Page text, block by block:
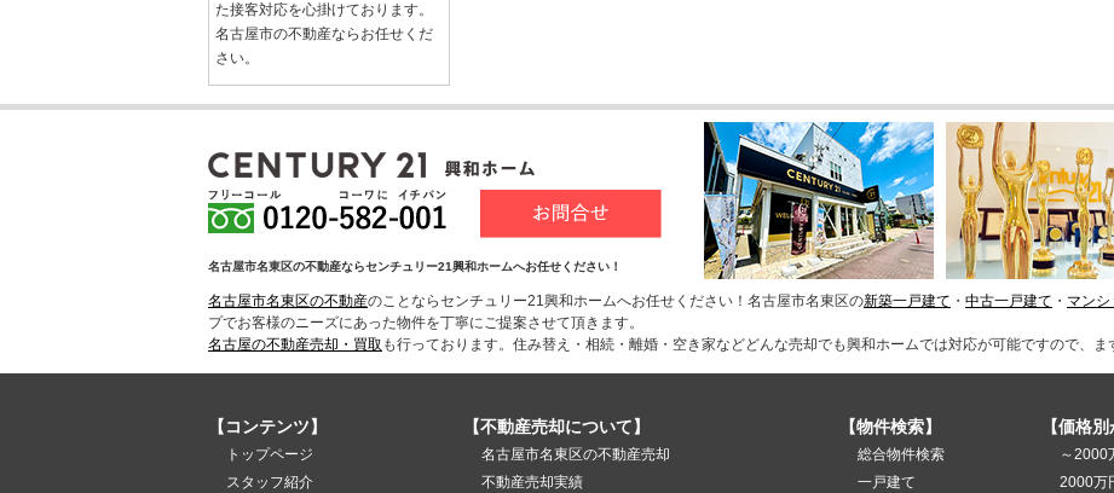
た接客対応を心掛けております。
名古屋市の不動産ならお任せくだ
さい。
名古屋市名東区の不動産ならセンチュリー21興和ホームへお任せください！
名古屋市名東区の不動産のことならセンチュリー21興和ホームへお任せください！名古屋市名東区の新築一戸建て ・ 中古一戸建て ・ マンシ
プでお客様のニーズにあった物件を丁寧にご提案させて頂きます。
名古屋の不動産売却・買取 も行っております。住み替え・相続・離婚・空き家などどんな売却でも興和ホームでは対応が可能ですので、ま
【コンテンツ】
トップページ
スタッフ紹介
【不動産売却について】
名古屋市名東区の不動産売却
不動産売却実績
【物件検索】
総合物件検索
一戸建て
【価格
～2000
2000万